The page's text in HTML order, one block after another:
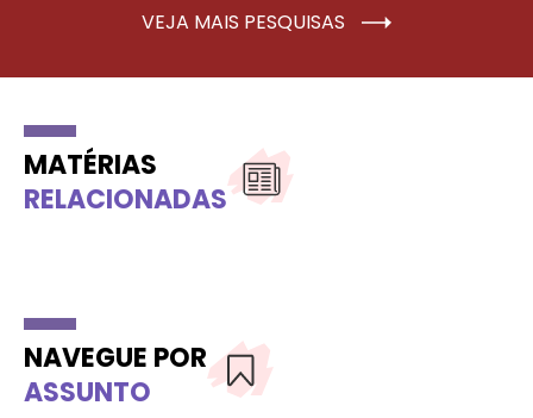
VEJA MAIS PESQUISAS
MATÉRIAS
RELACIONADAS
NAVEGUE POR
ASSUNTO